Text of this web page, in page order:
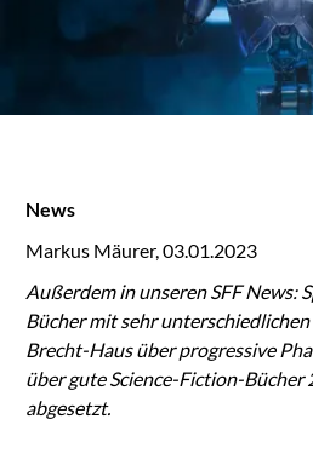
News
Markus Mäurer, 03.01.2023
Außerdem in unseren SFF News:
Bücher mit sehr
Brecht-Haus über progressive
über gute Science-Fiction-Bücher
abgesetzt.